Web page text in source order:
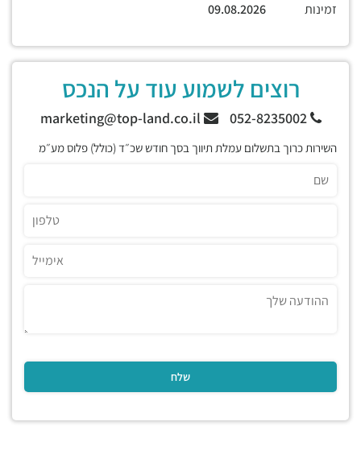
זמינות
רוצים לשמוע עוד על הנכס
052-8235002
השירות כרוך בתשלום עמלת תיווך בסך חודש שכ״ד (כולל) פלוס מע״מ